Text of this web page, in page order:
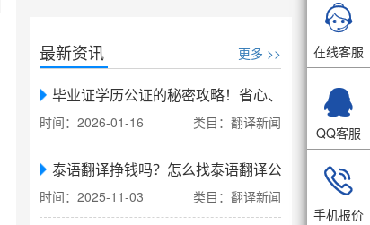
最新资讯 更多 >>
毕业证学历公证的秘密攻略！省心、省力、省时
时间：2026-01-16 类目：翻译新闻
泰语翻译挣钱吗？怎么找泰语翻译公司翻译
时间：2025-11-03 类目：翻译新闻

在线客服

QQ客服

手机报价